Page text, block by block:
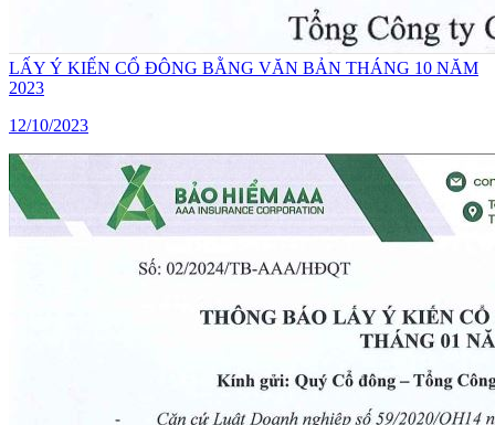
LẤY Ý KIẾN CỔ ĐÔNG BẰNG VĂN BẢN THÁNG 10 NĂM
2023
12/10/2023